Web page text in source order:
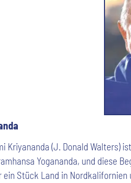
Kriyananda (J. Donald Walters)
Yogananda, und diese
Stück Land in Nordkalifornien